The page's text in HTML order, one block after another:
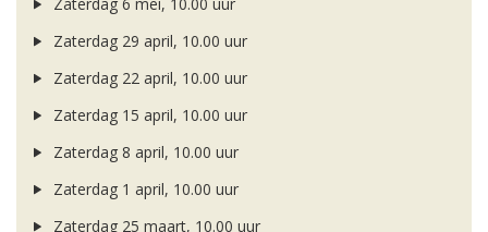
Zaterdag 6 mei, 10.00 uur
Zaterdag 29 april, 10.00 uur
Zaterdag 22 april, 10.00 uur
Zaterdag 15 april, 10.00 uur
Zaterdag 8 april, 10.00 uur
Zaterdag 1 april, 10.00 uur
Zaterdag 25 maart, 10.00 uur